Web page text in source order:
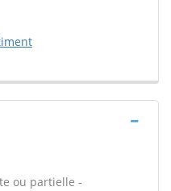
ou partielle -